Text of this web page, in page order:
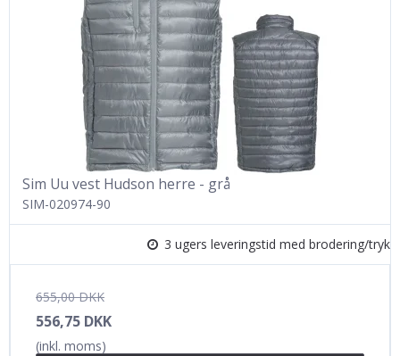
Sim Uu vest Hudson herre - grå
SIM-020974-90
3 ugers leveringstid med brodering/tryk
655,00 DKK
556,75 DKK
(inkl. moms)